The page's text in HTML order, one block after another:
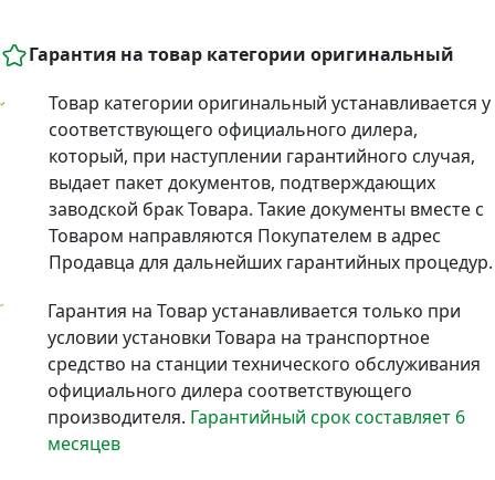
Гарантия на товар категории оригинальный
Товар категории оригинальный устанавливается у
соответствующего официального дилера,
который, при наступлении гарантийного случая,
выдает пакет документов, подтверждающих
заводской брак Товара. Такие документы вместе с
Товаром направляются Покупателем в адрес
Продавца для дальнейших гарантийных процедур.
Гарантия на Товар устанавливается только при
условии установки Товара на транспортное
средство на станции технического обслуживания
официального дилера соответствующего
производителя. Гарантийный срок составляет 6
месяцев